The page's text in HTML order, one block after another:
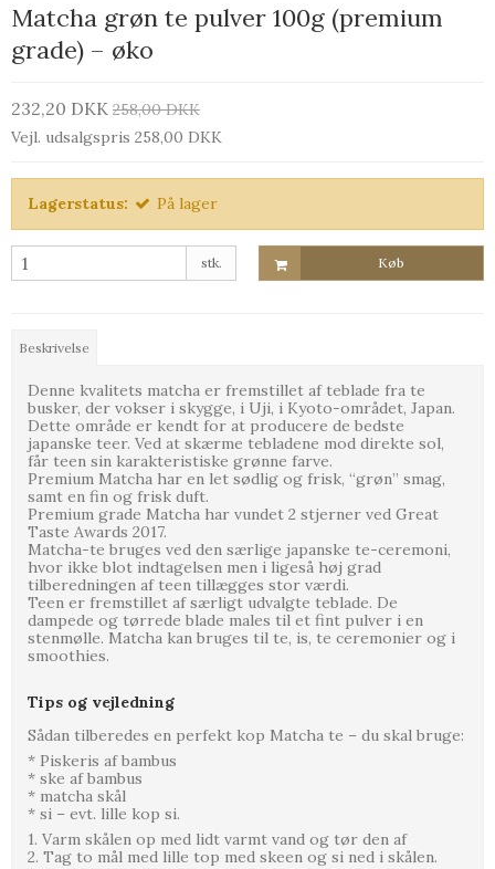
Matcha grøn te pulver 100g (premium
grade) – øko
232,20 DKK 258,00 DKK
Vejl. udsalgspris 258,00 DKK
Lagerstatus: På lager
stk. Køb
Beskrivelse
Denne kvalitets matcha er fremstillet af teblade fra te
busker, der vokser i skygge, i Uji, i Kyoto-området, Japan.
Dette område er kendt for at producere de bedste
japanske teer. Ved at skærme tebladene mod direkte sol,
får teen sin karakteristiske grønne farve.
Premium Matcha har en let sødlig og frisk, “grøn” smag,
samt en fin og frisk duft.
Premium grade Matcha har vundet 2 stjerner ved Great
Taste Awards 2017.
Matcha-te bruges ved den særlige japanske te-ceremoni,
hvor ikke blot indtagelsen men i ligeså høj grad
tilberedningen af teen tillægges stor værdi.
Teen er fremstillet af særligt udvalgte teblade. De
dampede og tørrede blade males til et fint pulver i en
stenmølle. Matcha kan bruges til te, is, te ceremonier og i
smoothies.
Tips og vejledning
Sådan tilberedes en perfekt kop Matcha te – du skal bruge:
* Piskeris af bambus
* ske af bambus
* matcha skål
* si – evt. lille kop si.
1. Varm skålen op med lidt varmt vand og tør den af
2. Tag to mål med lille top med skeen og si ned i skålen.